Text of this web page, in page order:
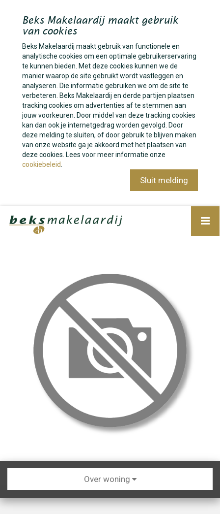
Beks Makelaardij maakt gebruik
van cookies
Beks Makelaardij maakt gebruik van functionele en
analytische cookies om een optimale gebruikerservaring
te kunnen bieden. Met deze cookies kunnen we de
manier waarop de site gebruikt wordt vastleggen en
analyseren. Die informatie gebruiken we om de site te
verbeteren. Beks Makelaardij en derde partijen plaatsen
tracking cookies om advertenties af te stemmen aan
jouw voorkeuren. Door middel van deze tracking cookies
kan dan ook je internetgedrag worden gevolgd. Door
deze melding te sluiten, of door gebruik te blijven maken
van onze website ga je akkoord met het plaatsen van
deze cookies. Lees voor meer informatie onze
cookiebeleid
Sluit melding
Over woning